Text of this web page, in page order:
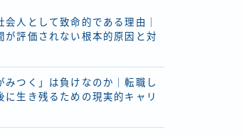
会人として致命的である理由｜
が評価されない根本的原因と対
みつく」は負けなのか｜転職し
に生き残るための現実的キャリ